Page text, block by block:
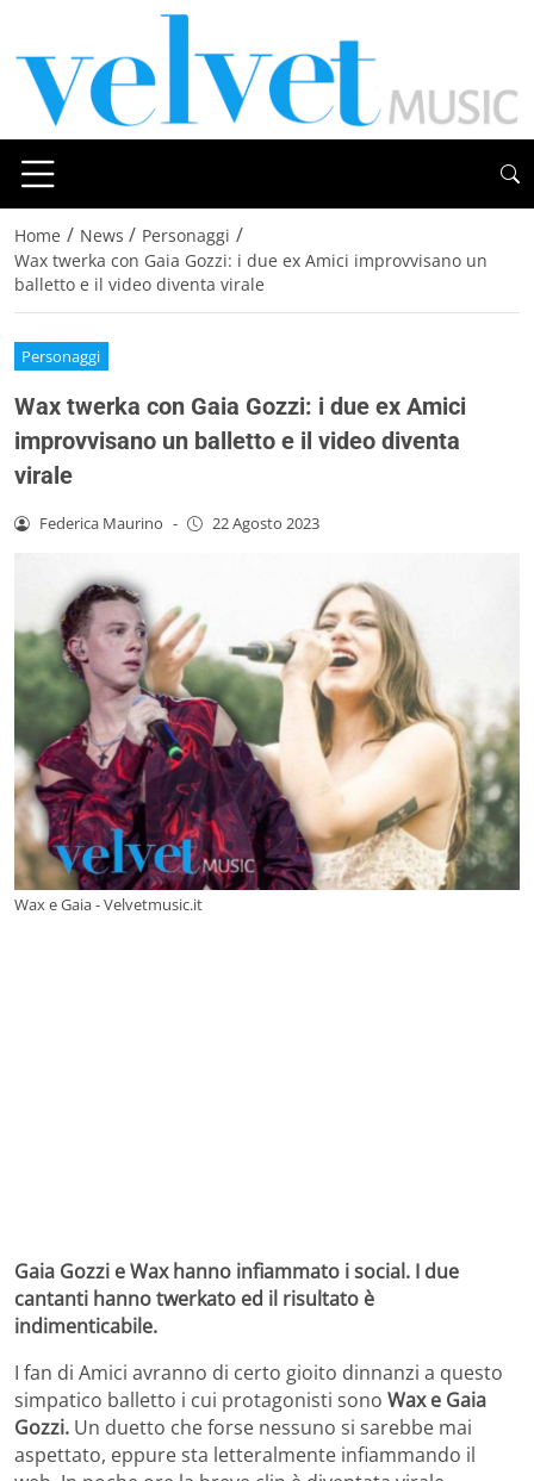
Home / News / Personaggi /
Wax twerka con Gaia Gozzi: i due ex Amici improvvisano un
balletto e il video diventa virale
Personaggi
Wax twerka con Gaia Gozzi: i due ex Amici
improvvisano un balletto e il video diventa
virale
Federica Maurino - 22 Agosto 2023
Wax e Gaia - Velvetmusic.it
Gaia Gozzi e Wax hanno infiammato i social. I due
cantanti hanno twerkato ed il risultato è
indimenticabile.
I fan di Amici avranno di certo gioito dinnanzi a questo
simpatico balletto i cui protagonisti sono Wax e Gaia
Gozzi. Un duetto che forse nessuno si sarebbe mai
aspettato, eppure sta letteralmente infiammando il